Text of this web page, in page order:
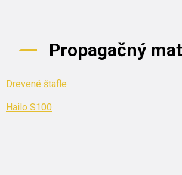
Propagačný
Drevené štafle
Hailo S100